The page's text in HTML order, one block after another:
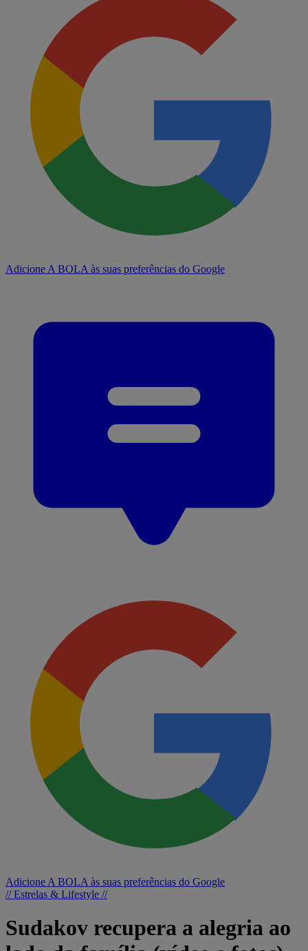
Adicione A BOLA às suas preferências do Google
Adicione A BOLA às suas preferências do Google
// Estrelas & Lifestyle //
Sudakov recupera a alegria ao